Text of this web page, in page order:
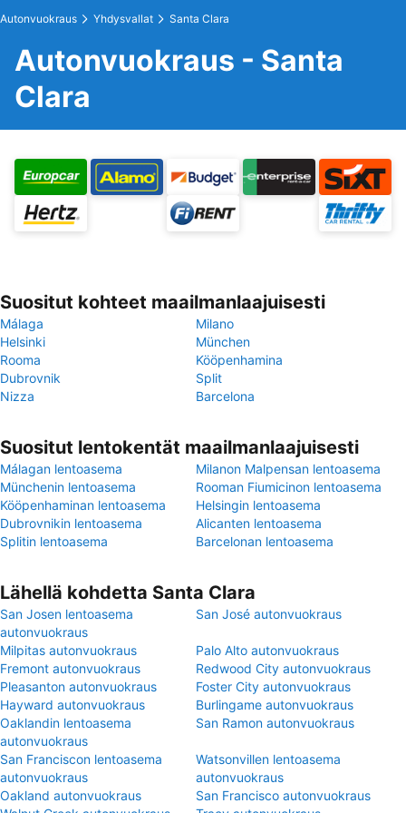
Autonvuokraus Yhdysvallat Santa Clara
Autonvuokraus - Santa
Clara
Suositut kohteet maailmanlaajuisesti
Málaga
Milano
Helsinki
München
Rooma
Kööpenhamina
Dubrovnik
Split
Nizza
Barcelona
Suositut lentokentät maailmanlaajuisesti
Málagan lentoasema
Milanon Malpensan lentoasema
Münchenin lentoasema
Rooman Fiumicinon lentoasema
Kööpenhaminan lentoasema
Helsingin lentoasema
Dubrovnikin lentoasema
Alicanten lentoasema
Splitin lentoasema
Barcelonan lentoasema
Lähellä kohdetta Santa Clara
San Josen lentoasema
autonvuokraus
San José autonvuokraus
Milpitas autonvuokraus
Palo Alto autonvuokraus
Fremont autonvuokraus
Redwood City autonvuokraus
Pleasanton autonvuokraus
Foster City autonvuokraus
Hayward autonvuokraus
Burlingame autonvuokraus
Oaklandin lentoasema
autonvuokraus
San Ramon autonvuokraus
San Franciscon lentoasema
autonvuokraus
Watsonvillen lentoasema
autonvuokraus
Oakland autonvuokraus
San Francisco autonvuokraus